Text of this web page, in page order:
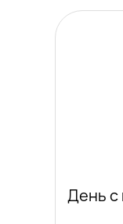
День с